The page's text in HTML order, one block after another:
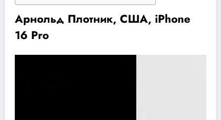
Арнольд Плотник, США, iPhone
16 Pro